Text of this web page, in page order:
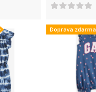
Doprava zdarma